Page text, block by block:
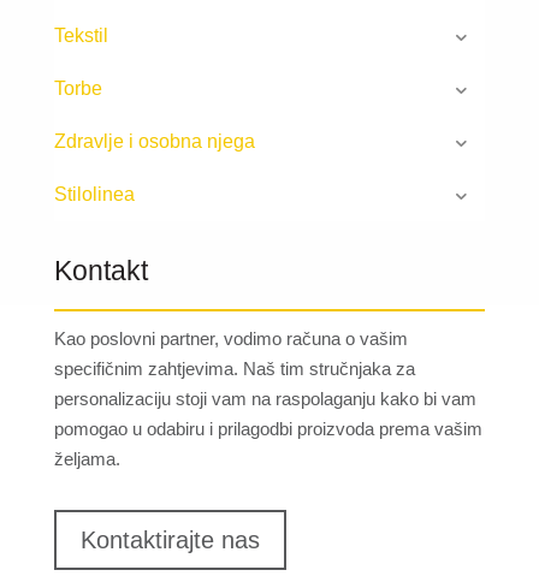
Tekstil
Torbe
Zdravlje i osobna njega
Stilolinea
Kontakt
Kao poslovni partner, vodimo računa o vašim
specifičnim zahtjevima. Naš tim stručnjaka za
personalizaciju stoji vam na raspolaganju kako bi vam
pomogao u odabiru i prilagodbi proizvoda prema vašim
željama.
Kontaktirajte nas